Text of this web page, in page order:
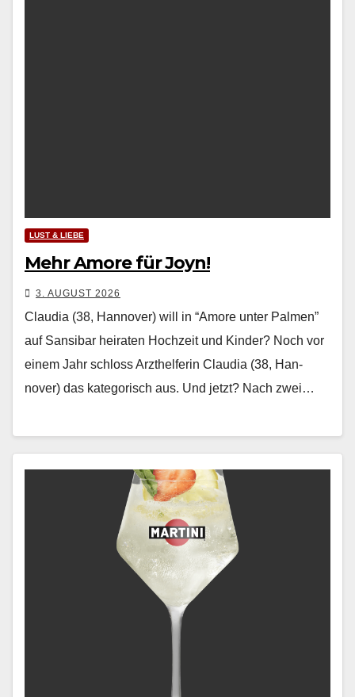
LUST & LIEBE
Mehr Amore für Joyn!
3. AUGUST 2026
Claudia (38, Hannover) will in “Amore unter Palmen”
auf Sansibar heiraten Hochzeit und Kinder? Noch vor
einem Jahr schloss Arzthelferin Clau­dia (38, Han­
nover) das kat­e­gorisch aus. Und jet­zt? Nach zwei…